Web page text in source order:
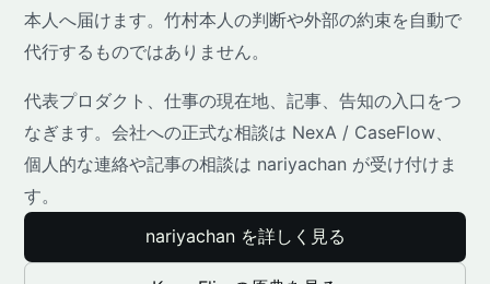
本人へ届けます。竹村本人の判断や外部の約束を自動で
代行するものではありません。
代表プロダクト、仕事の現在地、記事、告知の入口をつ
なぎます。会社への正式な相談は NexA / CaseFlow、
個人的な連絡や記事の相談は nariyachan が受け付けま
す。
nariyachan を詳しく見る